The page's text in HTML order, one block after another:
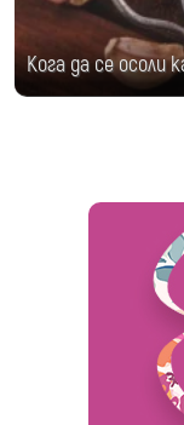
Кога да се осоли